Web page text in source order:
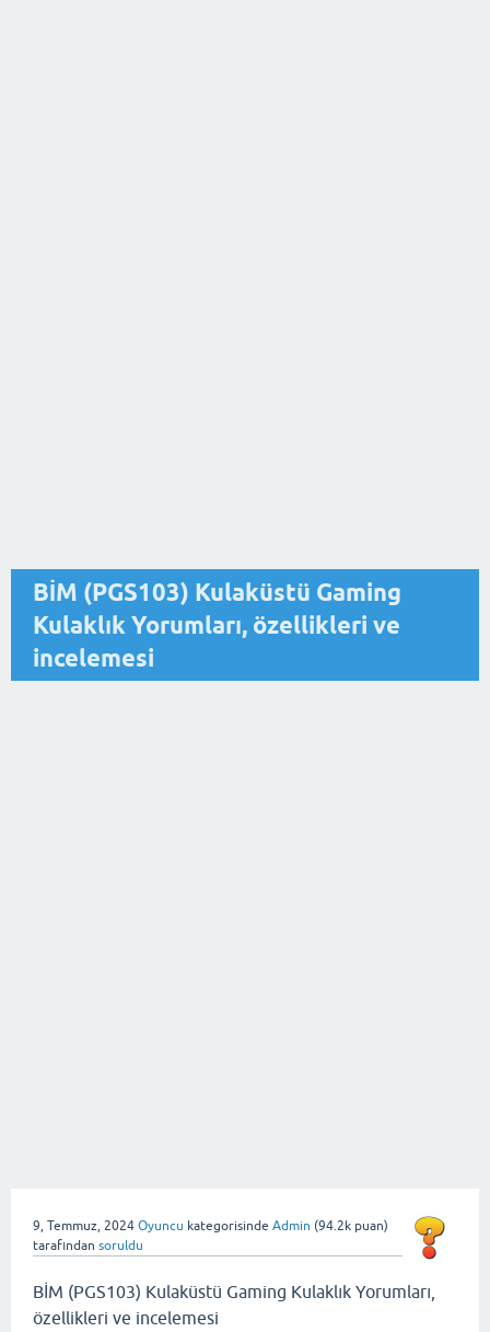
BİM (PGS103) Kulaküstü Gaming
Kulaklık Yorumları, özellikleri ve
incelemesi
9, Temmuz, 2024 Oyuncu kategorisinde Admin (94.2k puan)
tarafından soruldu
BİM (PGS103) Kulaküstü Gaming Kulaklık Yorumları,
özellikleri ve incelemesi